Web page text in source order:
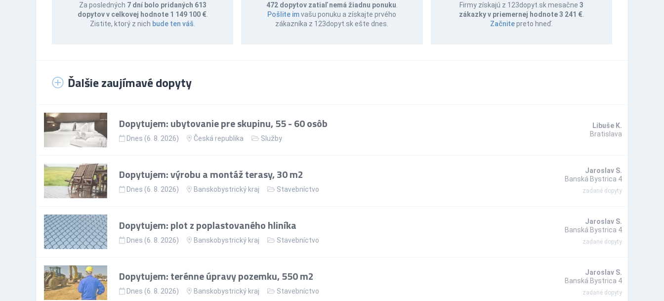
Za posledných 7 dní bolo pridaných 613
dopytov v celkovej hodnote 1 149 100 €.
Zistite, ktorý z nich bude ten váš
472 dopytov zatiaľ nemá žiadnu ponuku
Pošlite imvašu ponuku a získajte prvého
zákazníka z 123dopyt.sk ešte dnes.
Firmy získajú z 123dopyt.sk mesačne 3
zákazky v priemernej hodnote 3 241 €.
Začnitepreto hneď.
Ďalšie zaujímavé dopyty
Dopytujem: ubytovanie pre skupinu, 55 - 60 osôb
Dnes (6. 8. 2026) Česká republika Služby
Libuše K.
Bratislava
Dopytujem: výrobu a montáž terasy, 30 m2
Dnes (6. 8. 2026) Banskobystrický kraj Stavebníctvo
Jaroslav S.
Banská Bystrica 4
zadané dopyty
Dopytujem: plot z poplastovaného hliníka
Dnes (6. 8. 2026) Banskobystrický kraj Stavebníctvo
Jaroslav S.
Banská Bystrica 4
zadané dopyty
Dopytujem: terénne úpravy pozemku, 550 m2
Dnes (6. 8. 2026) Banskobystrický kraj Stavebníctvo
Jaroslav S.
Banská Bystrica 4
zadané dopyty